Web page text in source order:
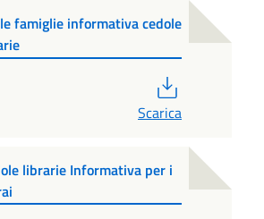
famiglie informativa cedole
Scarica
librarie Informativa per i